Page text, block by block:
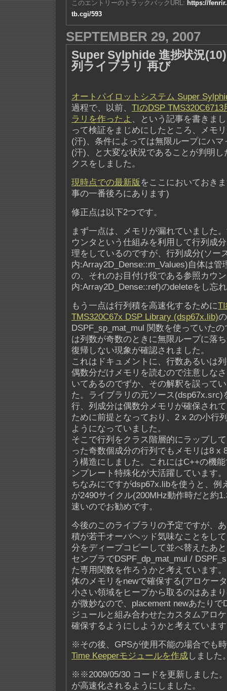
このエントリーのトラックバックURL: https://
tb.cgi/593
SEPTEMBER 29, 2007
Super Sylphide 進捗状況
列ライブラリ 再び
オートパイロットシステム Super
過程で、以前、 TIのDSP
ラリを作ったよ 、という記事を書きま
って検証をまじめにしたところ、メモ
(汗)、条件によっては無限ループにハ
(汗)、と大変な状況であることが判明
クスをしました。
現時点での最新版 をここにおいておき
事の一番後ろにあります)
修正点は以下2つです。
まず一点は、メモリが漏れていました
ウンタという仕組みを利用して行列成
理をしているのですが、行列成分(ソー
内:Array2D_Dense::m_Values)自体は管
の、それのお目付け役である参照カウ
内:Array2D_Dense::ref)のdeleteをし忘
もう一点は行列積を高速化するために
TMS320C67x DSP Library (dsp67x.lib)
DSPF_sp_mat_mul 関数を使っていた
は列数が奇数のときに無限ループに落
復帰しない現象が確認されました。
これはドキュメントに、行数あるいは
偶数分だけメモリを読むので注意しな
いてあるのでずか、その解釈を誤って
た。ライブラリの元ソース(dsp67x.src)
行、列成分は偶数分メモリが確保され
ために前提となっており、2 x 2の小行
ようになっていました。
そこで行列をクラス階層的にラップし
った奇数個成分の行列でもメモリは8 x
う構造にしました。これにはC++の機
ンプレート特殊化が大活躍しています。
ちなみにですがdsp67x.libを使うと、例
が2490サイクル(200MHz動作時だと約
速いのでお勧めです。
今後のこのライブラリの予定ですが、
積が若干オーバヘッド気味なことをし
分をディープコピーして並べ替えたあ
センブラでDSPF_dp_mat_mul /
た専用関数を作ろうかと考えています
体のメモリをnewで確保する(アロケー
小さい領域をヒープから取るのはあま
が微妙なので、placement newあたりで
ジュールと組み合わせたカスタムアロ
確保するようにしようかと考えていま
※その後、GPSが使用不能の場合でも
Time Keeperモジュールを作成しました
※※2009/05/30 コードを更新しました
が高速化されるようにしました。